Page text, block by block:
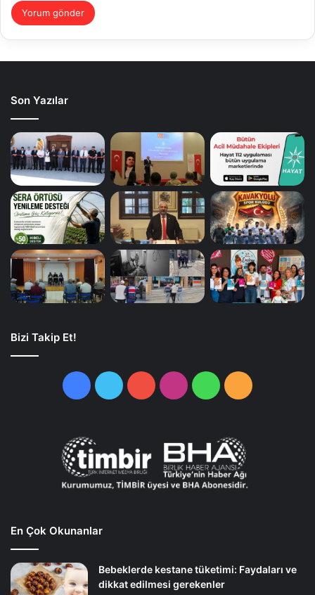
Son Yazılar
Bizi Takip Et!
FacebookTwitterYouTubeInstagramWhatsApp
RSS
En Çok Okunanlar
Bebeklerde kestane tüketimi: Faydaları ve
dikkat edilmesi gerekenler